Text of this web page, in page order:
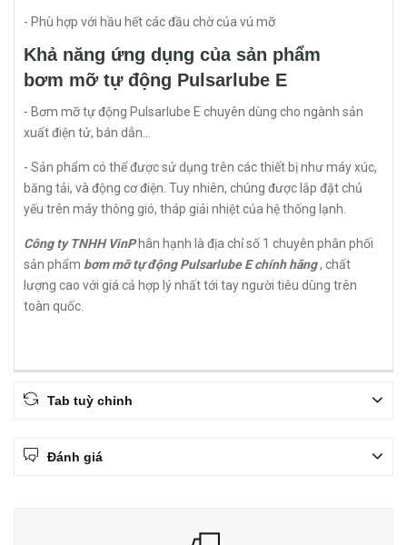
- Phù hợp với hầu hết các đầu chờ của vú mỡ
Khả năng ứng dụng của sản phẩm
bơm mỡ tự động Pulsarlube E
- Bơm mỡ tự động Pulsarlube E chuyên dùng cho ngành sản
xuất điện tử, bán dẫn…
- Sản phẩm có thể được sử dụng trên các thiết bị như máy xúc,
băng tải, và động cơ điện. Tuy nhiên, chúng được lắp đặt chủ
yếu trên máy thông gió, tháp giải nhiệt của hệ thống lạnh.
Công ty TNHH VinPhân hạnh là địa chỉ số 1 chuyên phân phối
sản phẩm bơm mỡ tự động Pulsarlube E chính hãng, chất
lượng cao với giá cả hợp lý nhất tới tay người tiêu dùng trên
toàn quốc.
Tab tuỳ chỉnh
Đánh giá